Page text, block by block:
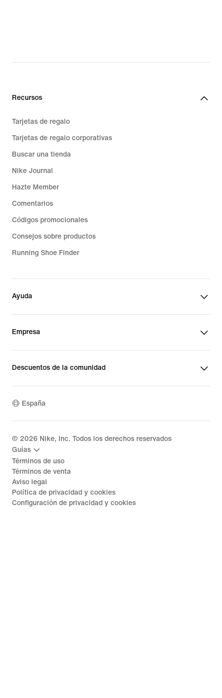
Recursos
Tarjetas de regalo
Tarjetas de regalo corporativas
Buscar una tienda
Nike Journal
Hazte Member
Comentarios
Códigos promocionales
Consejos sobre productos
Running Shoe Finder
Ayuda
Empresa
Descuentos de la comunidad
España
© 2026 Nike, Inc. Todos los derechos reservados
Guías
Términos de uso
Términos de venta
Aviso legal
Política de privacidad y cookies
Configuración de privacidad y cookies